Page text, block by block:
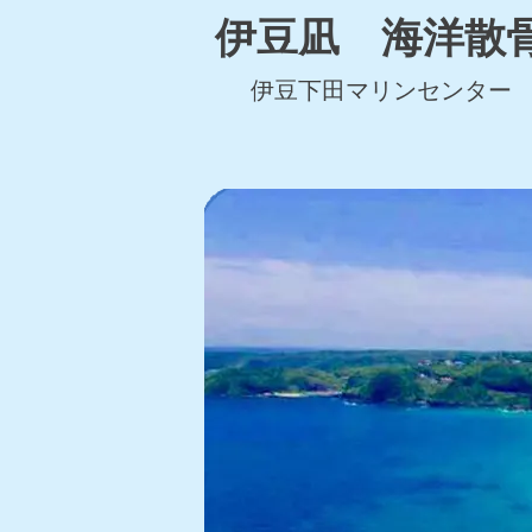
伊豆凪 海洋散
伊豆下田マリンセンター